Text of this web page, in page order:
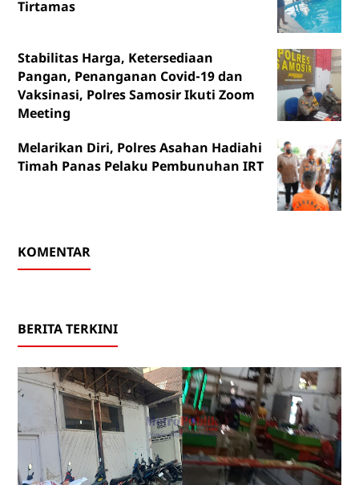
Tirtamas
Stabilitas Harga, Ketersediaan
Pangan, Penanganan Covid-19 dan
Vaksinasi, Polres Samosir Ikuti Zoom
Meeting
Melarikan Diri, Polres Asahan Hadiahi
Timah Panas Pelaku Pembunuhan IRT
KOMENTAR
BERITA TERKINI